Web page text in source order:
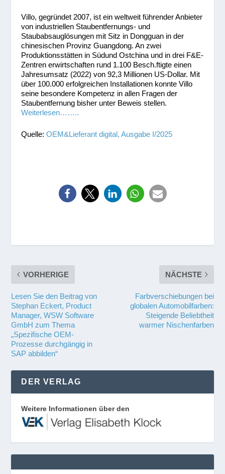
Villo, gegründet 2007, ist ein weltweit führender Anbieter
von industriellen Staubentfernungs- und
Staubabsauglösungen mit Sitz in Dongguan in der
chinesischen Provinz Guangdong. An zwei
Produktionsstätten in SüdundOstchina und in drei F&E-
Zentren erwirtschaften rund 1.100 Besch.ftigte einen
Jahresumsatz (2022) von92,3 Millionen US-Dollar. Mit
über 100.000 erfolgreichen Installationen konnte Villo
seine besondere Kompetenz inallen Fragen der
Staubentfernung bisher unter Beweis stellen.
Weiterlesen……..
Quelle:OEM&Lieferant digital, Ausgabe I/2025
VORHERIGE
Lesen Sie den Beitrag von
Stephan Eckert, Product
Manager, WSW Software
GmbH zum Thema
„Spezifische OEM-
Prozesse durchgängig in
SAP abbilden“
NÄCHSTE
Farbverschiebungen bei
globalen Automobilfarben:
Steigende Beliebtheit
warmer Nischenfarben
DER VERLAG
Weitere Informationen über den